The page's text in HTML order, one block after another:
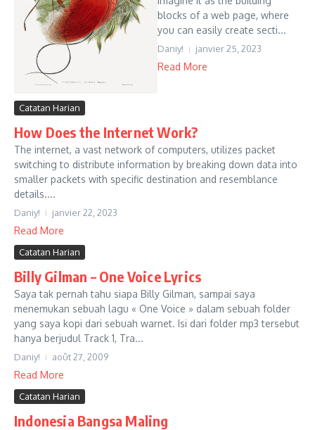
blocks of a web page, where
you can easily create secti...
Daniy! janvier 25, 2023
Read More
Catatan Harian
How Does the Internet Work?
The internet, a vast network of computers, utilizes packet
switching to distribute information by breaking down data into
smaller packets with specific destination and resemblance
details....
Daniy! janvier 22, 2023
Read More
Catatan Harian
Billy Gilman – One Voice Lyrics
Saya tak pernah tahu siapa Billy Gilman, sampai saya
menemukan sebuah lagu « One Voice » dalam sebuah folder
yang saya kopi dari sebuah warnet. Isi dari folder mp3 tersebut
hanya berjudul Track 1, Tra...
Daniy! août 27, 2009
Read More
Catatan Harian
Indonesia Bangsa Maling